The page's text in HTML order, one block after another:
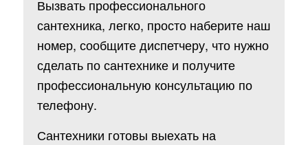
Вызвать профессионального
сантехника, легко, просто наберите наш
номер, сообщите диспетчеру, что нужно
сделать по сантехнике и получите
профессиональную консультацию по
телефону.
Сантехники готовы выехать на